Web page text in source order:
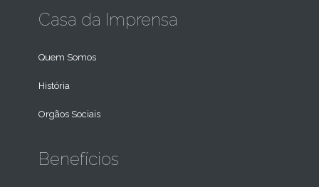
Casa da Imprensa
Quem Somos
História
Orgãos Sociais
Benefícios